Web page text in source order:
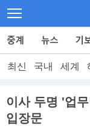
최신 국내 세계
이사 두명 '업
입장문